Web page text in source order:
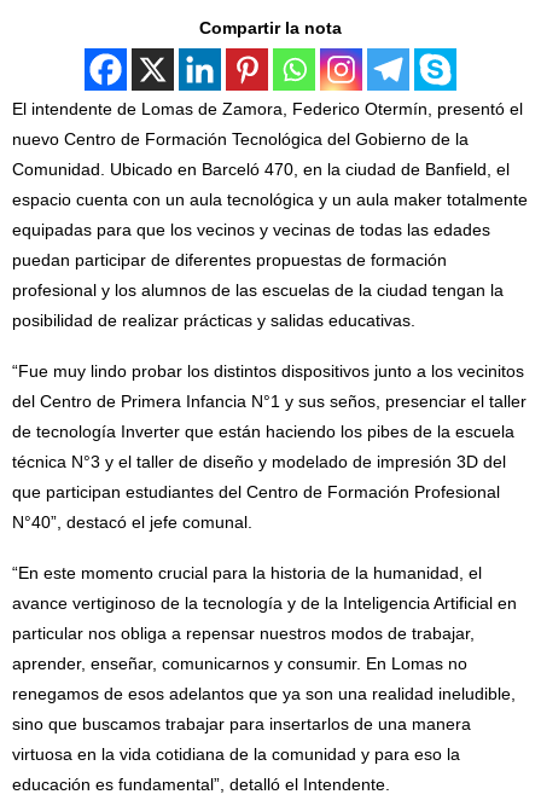
Compartir la nota
El intendente de Lomas de Zamora, Federico Otermín, presentó el
nuevo Centro de Formación Tecnológica del Gobierno de la
Comunidad. Ubicado en Barceló 470, en la ciudad de Banfield, el
espacio cuenta con un aula tecnológica y un aula maker totalmente
equipadas para que los vecinos y vecinas de todas las edades
puedan participar de diferentes propuestas de formación
profesional y los alumnos de las escuelas de la ciudad tengan la
posibilidad de realizar prácticas y salidas educativas.
“Fue muy lindo probar los distintos dispositivos junto a los vecinitos
del Centro de Primera Infancia N°1 y sus seños, presenciar el taller
de tecnología Inverter que están haciendo los pibes de la escuela
técnica N°3 y el taller de diseño y modelado de impresión 3D del
que participan estudiantes del Centro de Formación Profesional
N°40”, destacó el jefe comunal.
“En este momento crucial para la historia de la humanidad, el
avance vertiginoso de la tecnología y de la Inteligencia Artificial en
particular nos obliga a repensar nuestros modos de trabajar,
aprender, enseñar, comunicarnos y consumir. En Lomas no
renegamos de esos adelantos que ya son una realidad ineludible,
sino que buscamos trabajar para insertarlos de una manera
virtuosa en la vida cotidiana de la comunidad y para eso la
educación es fundamental”, detalló el Intendente.